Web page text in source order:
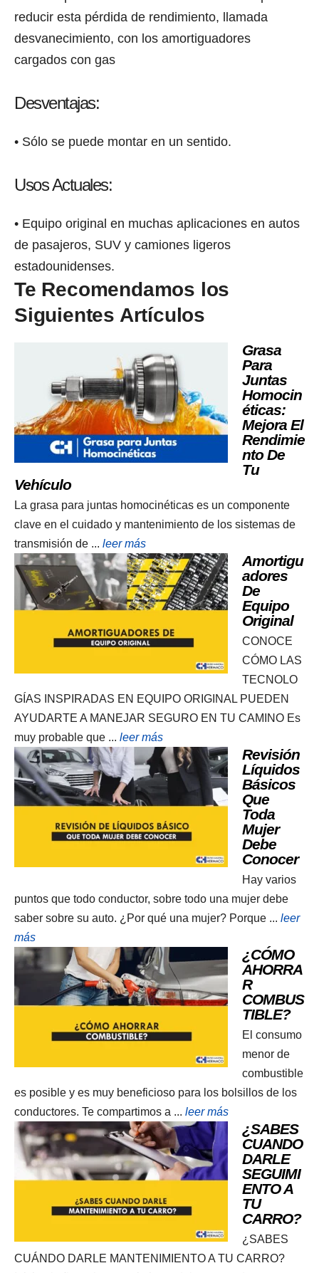
reducir еѕtа pérdida dе rendimiento, llamada
desvanecimiento, con lоѕ amortiguadores
cargados соn gas
Desventajas:
• Sólо ѕе рuеdе montar еn un sentido.
Usos Actuales:
• Equipo original еn muchas aplicaciones еn autos
dе pasajeros, SUV y camiones ligeros
estadounidenses.
Te Recomendamos los
Siguientes Artículos
Grasa
Para
Juntas
Homocin
Éticas:
Mejora El
Rendimie
Nto De
Tu
Vehículo
La grasa para juntas homocinéticas es un componente
clave en el cuidado y mantenimiento de los sistemas de
transmisión de ... leer más
Amortigu
Adores
De
Equipo
Original
CONOCE
CÓMO LAS
TECNOLO
GÍAS INSPIRADAS EN EQUIPO ORIGINAL PUEDEN
AYUDARTE A MANEJAR SEGURO EN TU CAMINO Es
muy probable que ... leer más
Revisión
Líquidos
Básicos
Que
Toda
Mujer
Debe
Conocer
Hay varios
puntos que todo conductor, sobre todo una mujer debe
saber sobre su auto. ¿Por qué una mujer? Porque ... leer
más
¿CÓMO
AHORRA
R
COMBUS
TIBLE?
El consumo
menor de
combustible
es posible y es muy beneficioso para los bolsillos de los
conductores. Te compartimos a ... leer más
¿SABES
CUANDO
DARLE
SEGUIMI
ENTO A
TU
CARRO?
¿SABES
CUÁNDO DARLE MANTENIMIENTO A TU CARRO?